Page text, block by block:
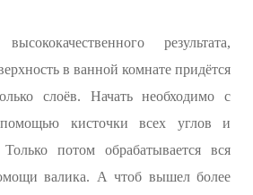
результата,
в ванной комнате придётся
слоёв. Начать необходимо с
кисточки всех углов и
потом обрабатывается вся
валика. А чтоб вышел более